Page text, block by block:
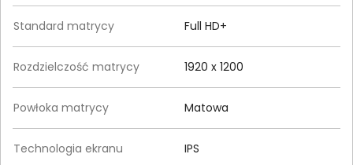
Standard matrycy Full HD+
Rozdzielczość matrycy 1920 x 1200
Powłoka matrycy Matowa
Technologia ekranu IPS